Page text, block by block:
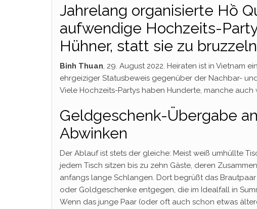
Jahrelang organisierte Hồ
aufwendige Hochzeits-
Hühner, statt sie zu bruzzeln
Binh Thuan, 29. August 2022. Heiraten ist in Vietnam
ehrgeiziger Statusbeweis gegenüber der Nachbar-
Viele Hochzeits-Partys haben Hunderte, manche auch
Geldgeschenk-Übergabe
Abwinken
Der Ablauf ist stets der gleiche: Meist weiß umhüllte
jedem Tisch sitzen bis zu zehn Gäste, deren
anfangs lange Schlangen. Dort begrüßt das
oder Goldgeschenke entgegen, die im Idealfall in
Wenn das junge Paar (oder oft auch schon etwas